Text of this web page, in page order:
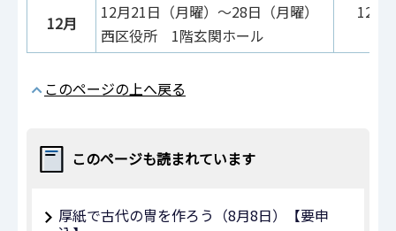
12月
12月21日（月曜）～28日（月曜）
西区役所 1階玄関ホール
12月
このページの上へ戻る
このページも読まれています
厚紙で古代の冑を作ろう（8月8日）【要申